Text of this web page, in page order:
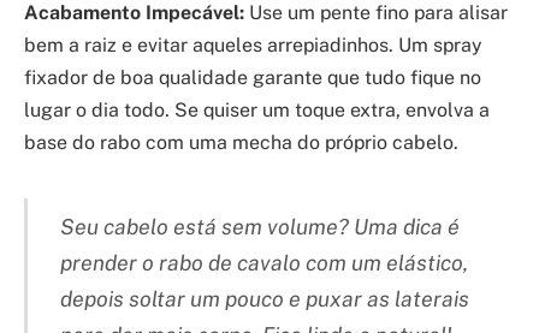
Acabamento Impecável: Use um pente fino para alisar
bem a raiz e evitar aqueles arrepiadinhos. Um spray
fixador de boa qualidade garante que tudo fique no
lugar o dia todo. Se quiser um toque extra, envolva a
base do rabo com uma mecha do próprio cabelo.
Seu cabelo está sem volume? Uma dica é
prender o rabo de cavalo com um elástico,
depois soltar um pouco e puxar as laterais